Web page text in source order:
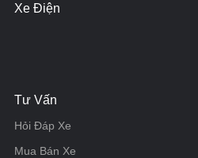
Xe Điện
Tư Vấn
Hỏi Đáp Xe
Mua Bán Xe